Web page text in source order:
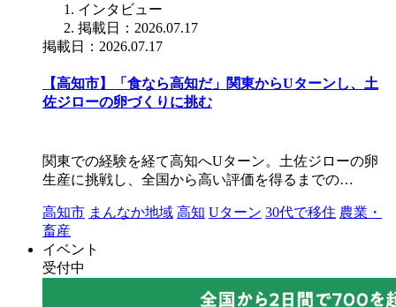
インタビュー
掲載日：2026.07.17
掲載日：2026.07.17
【高知市】「食なら高知だ」関東からUターンし、土
佐ジローの卵づくりに挑む
関東での経験を経て高知へUターン。土佐ジローの卵
生産に挑戦し、全国から高い評価を得るまでの…
高知市 まんなか地域 高知 Uターン 30代で移住 農業・
畜産
イベント
受付中